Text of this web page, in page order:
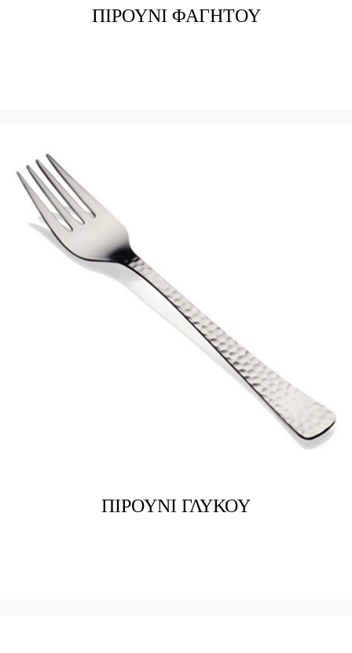
ΠΙΡΟΥΝΙ ΦΑΓΗΤΟΥ
ΠΙΡΟΥΝΙ ΓΛΥΚΟΥ